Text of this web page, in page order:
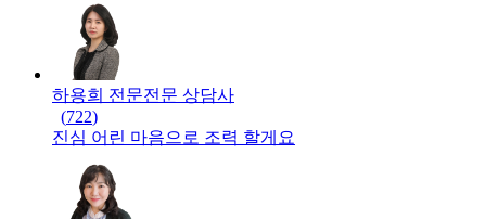
하용희 전문전문 상담사
(722)
진심 어린 마음으로 조력 할게요